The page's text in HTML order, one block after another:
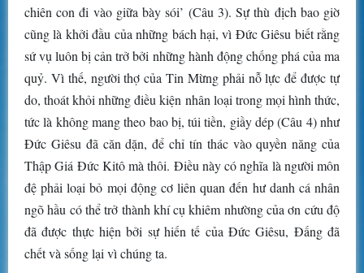
chiên con đi vào giữa bày sói’ (Câu 3). Sự thù địch bao giờ
cũng là khởi đầu của những bách hại, vì Đức Giêsu biết rằng
sứ vụ luôn bị cản trở bởi những hành động chống phá của ma
quỷ. Vì thế, người thợ của Tin Mừng phải nỗ lực để được tự
do, thoát khỏi những điều kiện nhân loại trong mọi hình thức,
tức là không mang theo bao bị, túi tiền, giầy dép (Câu 4) như
Đức Giêsu đã căn dặn, để chỉ tín thác vào quyền năng của
Thập Giá Đức Kitô mà thôi. Điều này có nghĩa là người môn
đệ phải loại bỏ mọi động cơ liên quan đến hư danh cá nhân
ngõ hầu có thể trở thành khí cụ khiêm nhường của ơn cứu độ
đã được thực hiện bởi sự hiến tế của Đức Giêsu, Đấng đã
chết và sống lại vì chúng ta.